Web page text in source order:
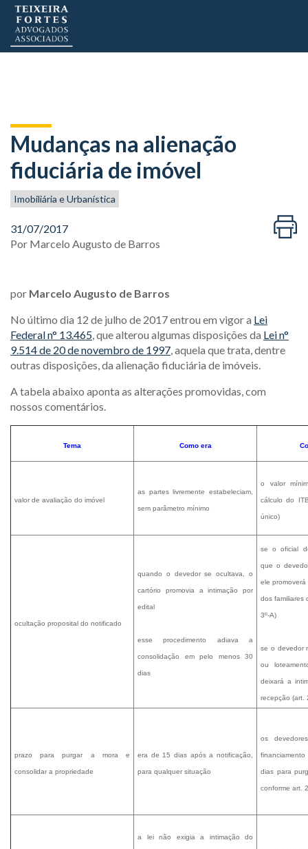
Mudanças na alienação
fiduciária de imóvel
Imobiliária e Urbanística
31/07/2017
Por Marcelo Augusto de Barros
por Marcelo Augusto de Barros
No último dia 12 de julho de 2017 entrou em vigor a Lei
Federal n° 13.465, que alterou algumas disposições da Lei n°
9.514 de 20 de novembro de 1997, aquela que trata, dentre
outras disposições, da alienação fiduciária de imóveis.
A tabela abaixo aponta as alterações promovidas, com
nossos comentários.
Tema Como era
valor de avaliação do imóvel
as partes livremente estabeleciam,
sem parâmetro mínimo
o valor
cálculo do
único)
ocultação proposital do notificado
quando o devedor se ocultava, o
cartório promovia a intimação por
edital
esse procedimento adiava a
consolidação em pelo menos 30
dias
se o oficial
que o
ele
dos familiares
3º-A)
se o devedor
ou
deixará a
recepção (art.
prazo para purgar a mora e
consolidar a propriedade
era de 15 dias após a notificação,
para qualquer situação
os
dias para
conforme art.
a lei não exigia a intimação do